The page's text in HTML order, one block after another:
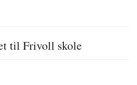
til Frivoll skole